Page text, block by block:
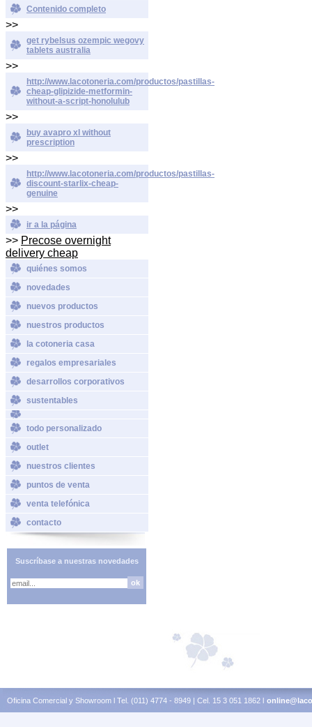
Contenido completo
>>
get rybelsus ozempic wegovy
tablets australia
>>
http://www.lacotoneria.com/productos/pastillas-
cheap-glipizide-metformin-
without-a-script-honolulub
>>
buy avapro xl without
prescription
>>
http://www.lacotoneria.com/productos/pastillas-
discount-starlix-cheap-
genuine
>>
ir a la página
>> Precose overnight
delivery cheap
quiénes somos
novedades
nuevos productos
nuestros productos
la cotoneria casa
regalos empresariales
desarrollos corporativos
sustentables
todo personalizado
outlet
nuestros clientes
puntos de venta
venta telefónica
contacto
Suscríbase a nuestras novedades
Oficina Comercial y Showroom l Tel. (011) 4774 - 8949 | Cel. 15 3 051 1862 l